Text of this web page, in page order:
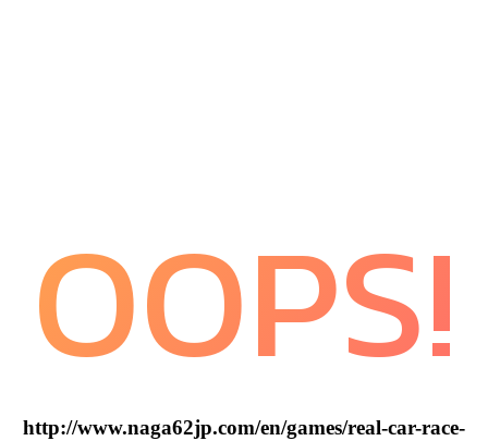
OOPS!
http://www.naga62jp.com/en/games/real-car-race-